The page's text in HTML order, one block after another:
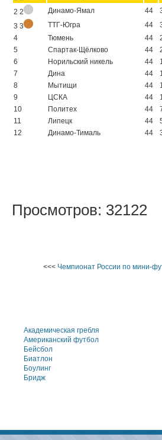
2 2
Динамо-Ямал 44
3 3
ТТГ-Югра 44
4
Тюмень 44
5
Спартак-Щёлково 44
6
Норильский никель 44
7
Дина 44
8
Мытищи 44
9
ЦСКА 44
10
Политех 44
11
Липецк 44
12
Динамо-Тималь 44
Просмотров: 32122
<<< Чемпионат России по мини-
Академическая гребля
Американский футбол
Бейсбол
Биатлон
Боулинг
Бридж